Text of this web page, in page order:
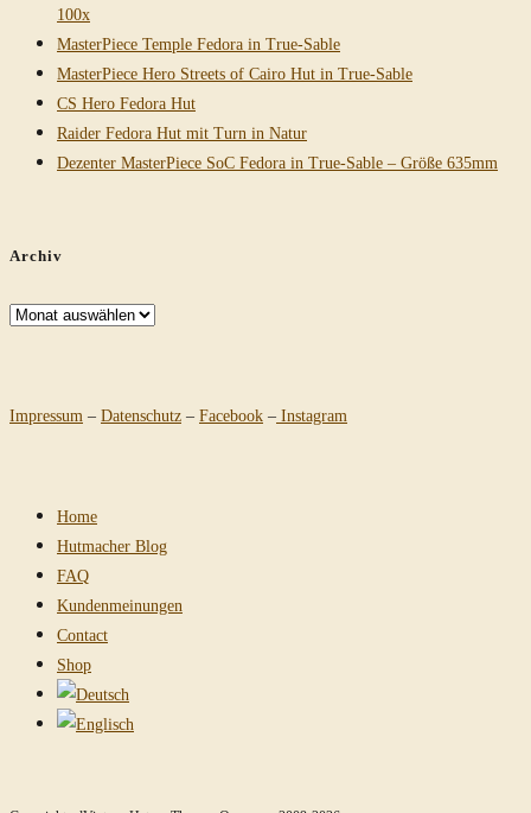
100x
MasterPiece Temple Fedora in True-Sable
MasterPiece Hero Streets of Cairo Hut in True-Sable
CS Hero Fedora Hut
Raider Fedora Hut mit Turn in Natur
Dezenter MasterPiece SoC Fedora in True-Sable – Größe 635mm
Archiv
Archiv
Impressum – Datenschutz – Facebook – Instagram
Home
Hutmacher Blog
FAQ
Kundenmeinungen
Contact
Shop